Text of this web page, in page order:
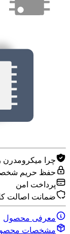
چرا میکرومدرن
حفظ حریم
پرداخت امن
ضمانت اصالت
معرفی محصول
مشخصات